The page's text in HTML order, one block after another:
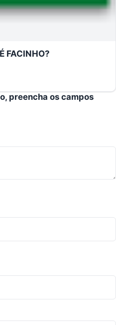
FACINHO?
preencha os campos